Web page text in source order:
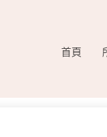
首頁